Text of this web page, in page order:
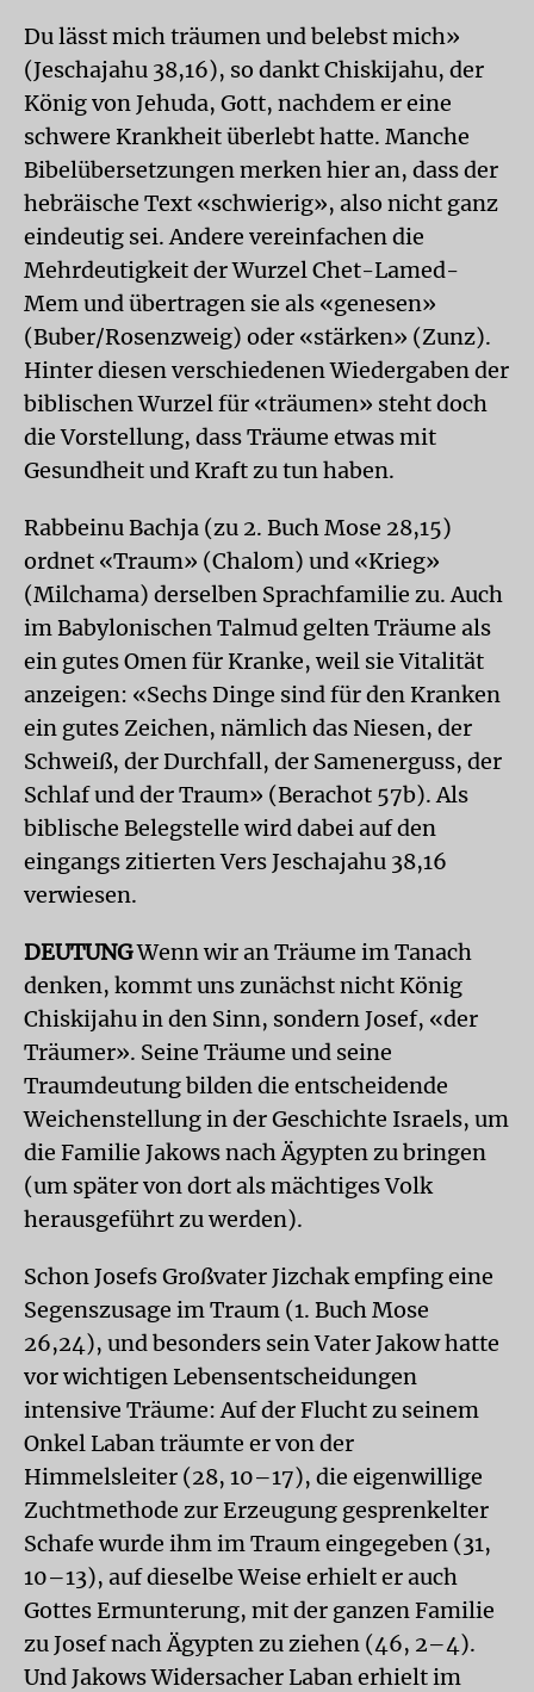
Du lässt mich träumen und belebst mich»
(Jeschajahu 38,16), so dankt Chiskijahu, der
König von Jehuda, Gott, nachdem er eine
schwere Krankheit überlebt hatte. Manche
Bibelübersetzungen merken hier an, dass der
hebräische Text «schwierig», also nicht ganz
eindeutig sei. Andere vereinfachen die
Mehrdeutigkeit der Wurzel Chet-Lamed-
Mem und übertragen sie als «genesen»
(Buber/Rosenzweig) oder «stärken» (Zunz).
Hinter diesen verschiedenen Wiedergaben der
biblischen Wurzel für «träumen» steht doch
die Vorstellung, dass Träume etwas mit
Gesundheit und Kraft zu tun haben.
Rabbeinu Bachja (zu 2. Buch Mose 28,15)
ordnet «Traum» (Chalom) und «Krieg»
(Milchama) derselben Sprachfamilie zu. Auch
im Babylonischen Talmud gelten Träume als
ein gutes Omen für Kranke, weil sie Vitalität
anzeigen: «Sechs Dinge sind für den Kranken
ein gutes Zeichen, nämlich das Niesen, der
Schweiß, der Durchfall, der Samenerguss, der
Schlaf und der Traum» (Berachot 57b). Als
biblische Belegstelle wird dabei auf den
eingangs zitierten Vers Jeschajahu 38,16
verwiesen.
DEUTUNGWenn wir an Träume im Tanach
denken, kommt uns zunächst nicht König
Chiskijahu in den Sinn, sondern Josef, «der
Träumer». Seine Träume und seine
Traumdeutung bilden die entscheidende
Weichenstellung in der Geschichte Israels, um
die Familie Jakows nach Ägypten zu bringen
(um später von dort als mächtiges Volk
herausgeführt zu werden).
Schon Josefs Großvater Jizchak empfing eine
Segenszusage im Traum (1. Buch Mose
26,24), und besonders sein Vater Jakow hatte
vor wichtigen Lebensentscheidungen
intensive Träume: Auf der Flucht zu seinem
Onkel Laban träumte er von der
Himmelsleiter (28, 10–17), die eigenwillige
Zuchtmethode zur Erzeugung gesprenkelter
Schafe wurde ihm im Traum eingegeben (31,
10–13), auf dieselbe Weise erhielt er auch
Gottes Ermunterung, mit der ganzen Familie
zu Josef nach Ägypten zu ziehen (46, 2–4).
Und Jakows Widersacher Laban erhielt im